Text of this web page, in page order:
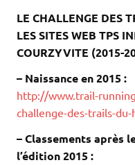
LE CHALLENGE DES
LES SITES WEB TPS
COURZYVITE (2015-
– Naissance en 2015 :
http://www.trail-
challenge-des-trails-
– Classements après
l’édition 2015 :